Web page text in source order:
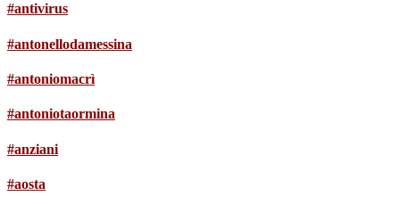
#antivirus
#antonellodamessina
#antoniomacrì
#antoniotaormina
#anziani
#aosta